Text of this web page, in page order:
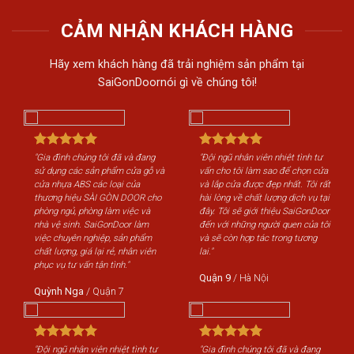
CẢM NHẬN KHÁCH HÀNG
Hãy xem khách hàng đã trải nghiệm sản phẩm tại
SaiGonDoornói gì về chúng tôi!
"Gia đình chúng tôi đã và đang
sử dụng các sản phẩm cửa gỗ và
cửa nhựa ABS các loại của
thương hiệu SÀI GÒN DOOR cho
phòng ngủ, phòng làm việc và
nhà vệ sinh. SaiGonDoor làm
việc chuyên nghiệp, sản phẩm
chất lượng, giá lại rẻ, nhân viên
phục vụ tư vấn tận tình."
Quỳnh Nga / Quận 7
"Đội ngũ nhân viên nhiệt tình tư
vấn cho tôi làm sao để chọn cửa
và lắp cửa được đẹp nhất. Tôi rất
hài lòng về chất lượng dịch vụ tại
đây. Tôi sẽ giới thiệu SaiGonDoor
đến với những người quen của tôi
và sẽ còn hợp tác trong tương
lai."
Quận 9 / Hà Nội
"Đội ngũ nhân viên nhiệt tình tư
"Gia đình chúng tôi đã và đang